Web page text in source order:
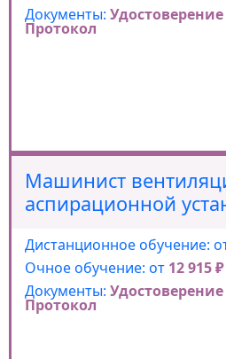
Документы:
Протокол
Машинист
аспирационной
Дистанционное обучение:
Очное обучение: от 12 915 ₽
Документы:
Протокол